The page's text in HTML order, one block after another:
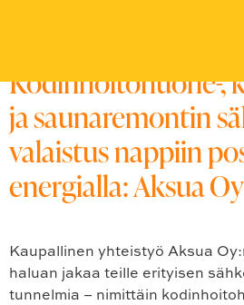
Kodinhoitohuone-,
ja saunaremontin
valaistus nappiin
energialla: Aksua Oy
Kaupallinen yhteistyö Aksua
haluan jakaa teille erityisen
tunnelmia – nimittäin